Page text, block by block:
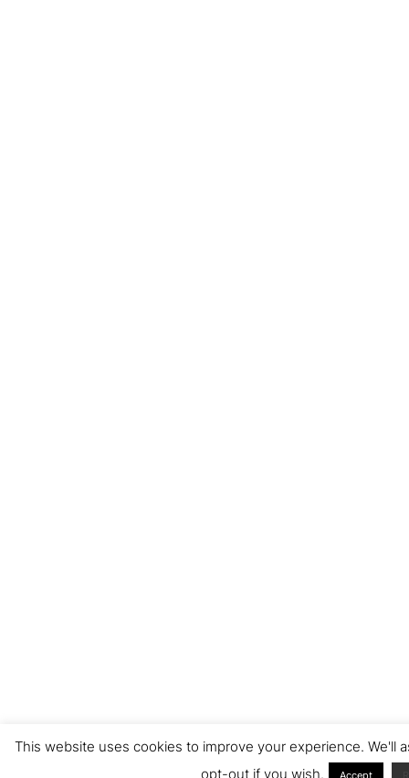
This website uses cookies to improve your experience. We'll
opt-out if you wish.
Accept